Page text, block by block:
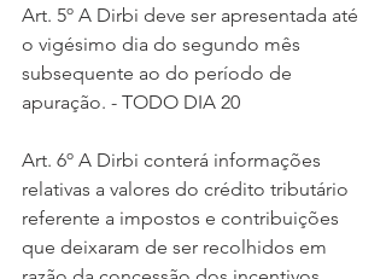
Art. 5º A Dirbi deve ser apresentada até
o vigésimo dia do segundo mês
subsequente ao do período de
apuração. - TODO DIA 20
Art. 6º A Dirbi conterá informações
relativas a valores do crédito tributário
referente a impostos e contribuições
que deixaram de ser recolhidos em